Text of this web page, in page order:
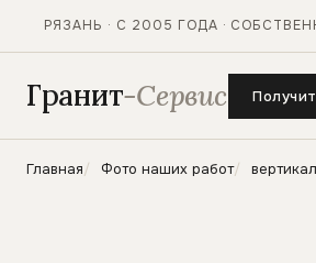
РЯЗАНЬ · С 2005 ГОДА ·
Гранит-Сервис
Главная Фото наших работ